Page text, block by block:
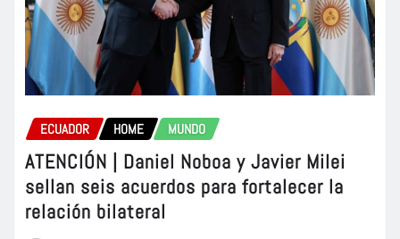
ECUADOR HOME MUNDO
ATENCIÓN | Daniel Noboa y Javier Milei
sellan seis acuerdos para fortalecer la
relación bilateral